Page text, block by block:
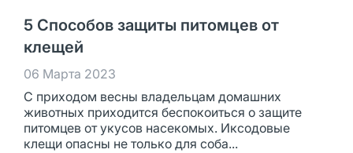
5 Способов защиты питомцев от
клещей
06 Марта 2023
С приходом весны владельцам домашних
животных приходится беспокоиться о защите
питомцев от укусов насекомых. Иксодовые
клещи опасны не только для соба...